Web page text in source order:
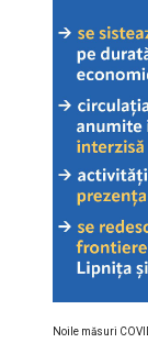
Noile măsuri